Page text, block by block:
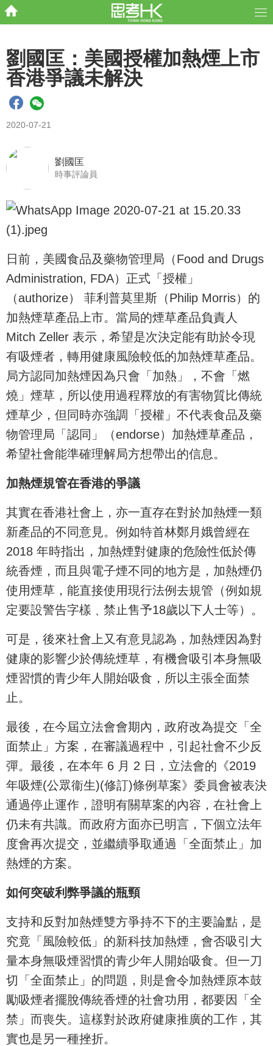
劉國匡：美國授權加熱煙上市
香港爭議未解決
2020-07-21
劉國匡
時事評論員
日前，美國食品及藥物管理局（Food and Drugs
Administration, FDA）正式「授權」
（authorize） 菲利普莫里斯（Philip Morris）的
加熱煙草產品上市。當局的煙草產品負責人
Mitch Zeller 表示，希望是次決定能有助於令現
有吸煙者，轉用健康風險較低的加熱煙草產品。
局方認同加熱煙因為只會「加熱」，不會「燃
燒」煙草，所以使用過程釋放的有害物質比傳統
煙草少，但同時亦強調「授權」不代表食品及藥
物管理局「認同」（endorse）加熱煙草產品，
希望社會能準確理解局方想帶出的信息。
加熱煙規管在香港的爭議
其實在香港社會上，亦一直存在對於加熱煙一類
新產品的不同意見。例如特首林鄭月娥曾經在
2018 年時指出，加熱煙對健康的危險性低於傳
統香煙，而且與電子煙不同的地方是，加熱煙仍
使用煙草，能直接使用現行法例去規管（例如規
定要設警告字樣﹑禁止售予18歲以下人士等）。
可是，後來社會上又有意見認為，加熱煙因為對
健康的影響少於傳統煙草，有機會吸引本身無吸
煙習慣的青少年人開始吸食，所以主張全面禁
止。
最後，在今屆立法會會期內，政府改為提交「全
面禁止」方案，在審議過程中，引起社會不少反
彈。最後，在本年 6 月 2 日，立法會的《2019
年吸煙(公眾衞生)(修訂)條例草案》委員會被表決
通過停止運作，證明有關草案的內容，在社會上
仍未有共識。而政府方面亦已明言，下個立法年
度會再次提交，並繼續爭取通過「全面禁止」加
熱煙的方案。
如何突破利弊爭議的瓶頸
支持和反對加熱煙雙方爭持不下的主要論點，是
究竟「風險較低」的新科技加熱煙，會否吸引大
量本身無吸煙習慣的青少年人開始吸食。但一刀
切「全面禁止」的問題，則是會令加熱煙原本鼓
勵吸煙者擺脫傳統香煙的社會功用，都要因「全
禁」而喪失。這樣對於政府健康推廣的工作，其
實也是另一種挫折。